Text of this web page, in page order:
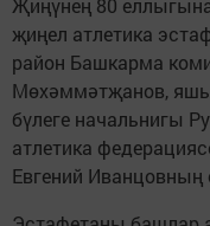
җиңел атлетика
район Башкарма
Мөхәммәтҗанов,
бүлеге начальнигы
атлетика
Евгений